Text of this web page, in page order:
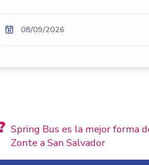
08/09/2026
Spring Bus es la mejor forma
Zonte a San Salvador